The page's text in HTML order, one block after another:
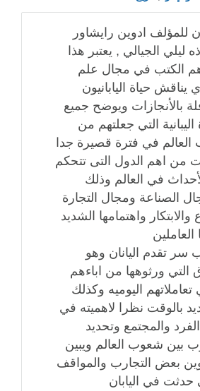
للمؤلف ادوين رايشاور
ليلي الجيالي , يعتبر هذا
الكتب في مجال علم
يناقش حياة اليابانيون
بالأنجازات ويوضح جميع
التي جعلتهم من
في فترة قصيرة جدا
من اهم الدول التى تتحكم
في العالم وذلك
الصناعة ومجال التجارة
والابتكار واهتمامها الشديد
العاملين
سر تقدم اليانان وهو
التي ورثوهها من اباءهم
اليوميه وكذلك
بالوقت نظرا لاهميته في
والمجتمع وتحديد
بين شعوب العالم ويبين
بعض التجارب والمواقف
حدثت في اليابان